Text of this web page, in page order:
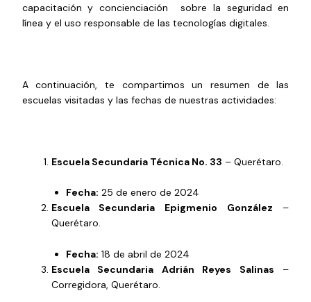
capacitación y concienciación sobre la seguridad en
línea y el uso responsable de las tecnologías digitales.
A continuación, te compartimos un resumen de las
escuelas visitadas y las fechas de nuestras actividades:
Escuela Secundaria Técnica No. 33 – Querétaro.
Fecha: 25 de enero de 2024
Escuela Secundaria Epigmenio González –
Querétaro.
Fecha: 18 de abril de 2024
Escuela Secundaria Adrián Reyes Salinas –
Corregidora, Querétaro.